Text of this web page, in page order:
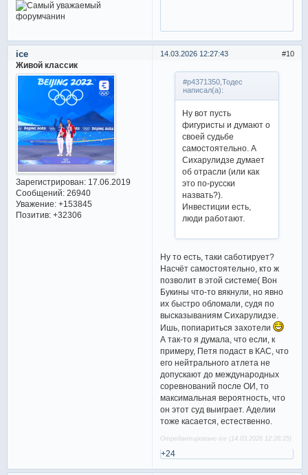
10
14.03.2026 12:27:43
ice
Живой классик
Зарегистрирован: 17.06.2019
Сообщений:26940
Уважение: +153845
Позитив: +32306
#p4371350,Тодес
написал(а):
Ну вот пусть
фигуристы и думают о
своей судьбе
самостоятельно. А
Сихарулидзе думает
об отрасли (или как
это по-русски
назвать?).
Инвестиции есть,
люди работают.
Ну то есть, таки саботирует?
Насчёт самостоятельно, кто ж
позволит в этой системе( Вон
Букины что-то вякнули, но явно
их быстро обломали, судя по
высказываниям Сихарулидзе.
Ишь, попиариться захотели
А так-то я думала, что если, к
примеру, Петя подаст в КАС, что
его нейтрального атлета не
допускают до международных
соревнований после ОИ, то
максимальная вероятность, что
он этот суд выиграет. Аделии
тоже касается, естественно.
Отредактировано ice (14.03.2026 12:28:25)
+24